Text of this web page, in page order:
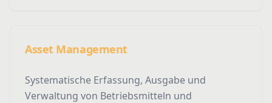
Asset Management
Systematische Erfassung, Ausgabe und
Verwaltung von Betriebsmitteln und